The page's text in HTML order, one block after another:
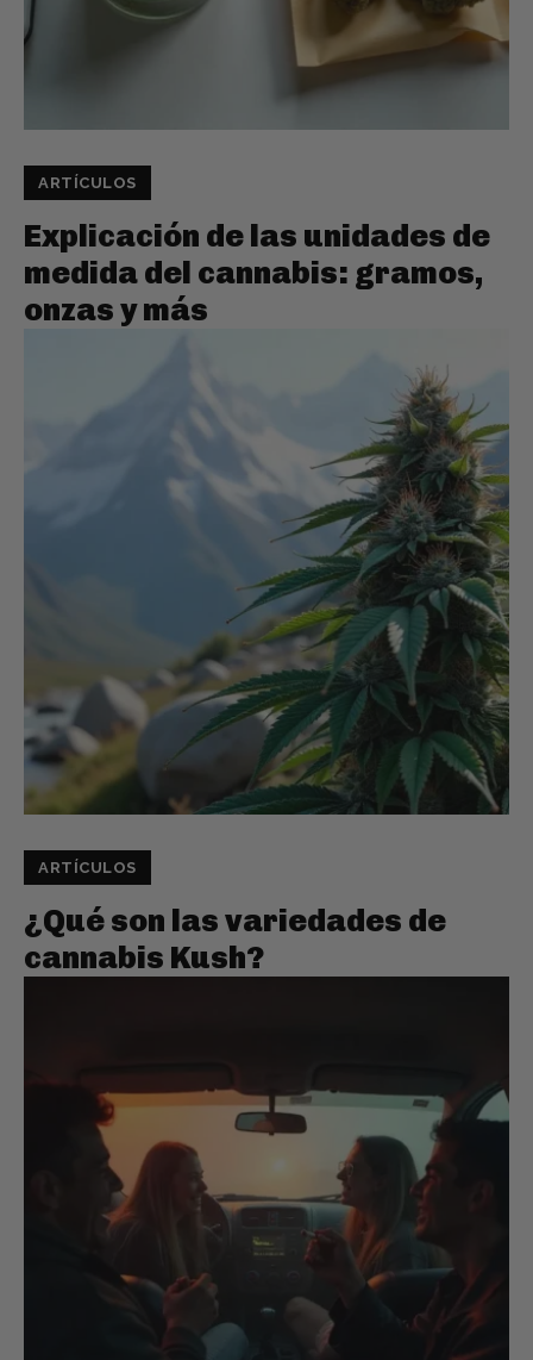
ARTÍCULOS
Explicación de las unidades de
medida del cannabis: gramos,
onzas y más
ARTÍCULOS
¿Qué son las variedades de
cannabis Kush?